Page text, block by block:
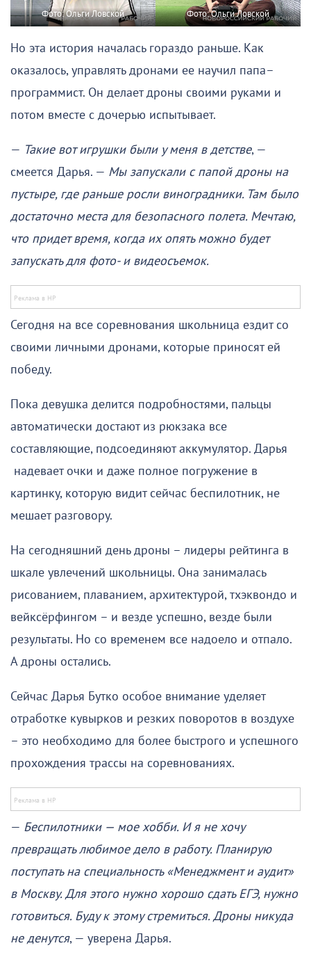
Фото: Ольги Ловской Фото: Ольги Ловской
Но эта история началась гораздо раньше. Как
оказалось, управлять дронами ее научил папа–
программист. Он делает дроны своими руками и
потом вместе с дочерью испытывает.
— Такие вот игрушки были у меня в детстве, —
смеется Дарья. — Мы запускали с папой дроны на
пустыре, где раньше росли виноградники. Там было
достаточно места для безопасного полета. Мечтаю,
что придет время, когда их опять можно будет
запускать для фото- и видеосъемок.
Сегодня на все соревнования школьница ездит со
своими личными дронами, которые приносят ей
победу.
Пока девушка делится подробностями, пальцы
автоматически достают из рюкзака все
составляющие, подсоединяют аккумулятор. Дарья
надевает очки и даже полное погружение в
картинку, которую видит сейчас беспилотник, не
мешает разговору.
На сегодняшний день дроны – лидеры рейтинга в
шкале увлечений школьницы. Она занималась
рисованием, плаванием, архитектурой, тхэквондо и
вейксёрфингом – и везде успешно, везде были
результаты. Но со временем все надоело и отпало.
А дроны остались.
Сейчас Дарья Бутко особое внимание уделяет
отработке кувырков и резких поворотов в воздухе
– это необходимо для более быстрого и успешного
прохождения трассы на соревнованиях.
— Беспилотники — мое хобби. И я не хочу
превращать любимое дело в работу. Планирую
поступать на специальность «Менеджмент и аудит»
в Москву. Для этого нужно хорошо сдать ЕГЭ, нужно
готовиться. Буду к этому стремиться. Дроны никуда
не денутся, — уверена Дарья.